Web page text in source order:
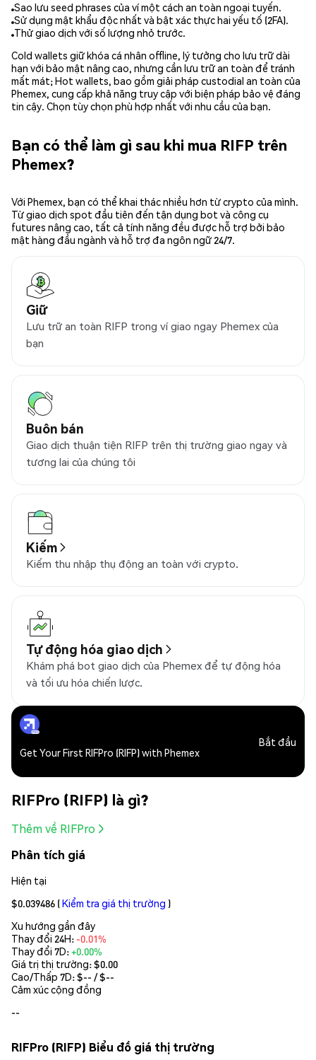
Sao lưu seed phrases của ví một cách an toàn ngoại tuyến.
Sử dụng mật khẩu độc nhất và bật xác thực hai yếu tố (2FA).
Thử giao dịch với số lượng nhỏ trước.
Cold wallets giữ khóa cá nhân offline, lý tưởng cho lưu trữ dài
hạn với bảo mật nâng cao, nhưng cần lưu trữ an toàn để tránh
mất mát; Hot wallets, bao gồm giải pháp custodial an toàn của
Phemex, cung cấp khả năng truy cập với biện pháp bảo vệ đáng
tin cậy. Chọn tùy chọn phù hợp nhất với nhu cầu của bạn.
Bạn có thể làm gì sau khi mua RIFP trên
Phemex?
Với Phemex, bạn có thể khai thác nhiều hơn từ crypto của mình.
Từ giao dịch spot đầu tiên đến tận dụng bot và công cụ
futures nâng cao, tất cả tính năng đều được hỗ trợ bởi bảo
mật hàng đầu ngành và hỗ trợ đa ngôn ngữ 24/7.
Giữ
Lưu trữ an toàn RIFP trong ví giao ngay Phemex của
bạn
Buôn bán
Giao dịch thuận tiện RIFP trên thị trường giao ngay và
tương lai của chúng tôi
Kiếm
Kiếm thu nhập thụ động an toàn với crypto.
Tự động hóa giao dịch
Khám phá bot giao dịch của Phemex để tự động hóa
và tối ưu hóa chiến lược.
Get Your First RIFPro (RIFP) with Phemex
Bắt đầu
RIFPro (RIFP) là gì?
Thêm về RIFPro
Phân tích giá
Hiện tại
$0.039486 (Kiểm tra giá thị trường )
Xu hướng gần đây
Thay đổi 24H: -0.01%
Thay đổi 7D:+0.00%
Giá trị thị trường:$0.00
Cao/Thấp 7D: $-- / $--
Cảm xúc cộng đồng
--
RIFPro (RIFP) Biểu đồ giá thị trường